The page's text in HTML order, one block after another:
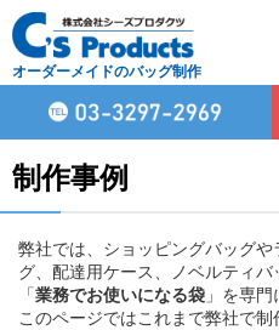
オーダーメイドのバッグ制作
制作事例
弊社では、ショッピングバッグ
グ、配達用ケース、ノベルティバ
「業務でお使いになる袋 」を専門
このページではこれまで弊社で